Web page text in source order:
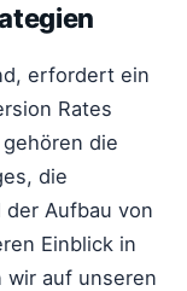
erfordert ein
Rates
die
die
der Aufbau von
Einblick in
wir auf unseren